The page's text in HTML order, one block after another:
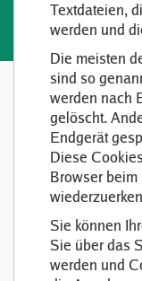
Textdateien,
werden und
Die meisten
sind so
werden nach
gelöscht.
Endgerät
Diese
Browser
Sie können
Sie über das
werden und